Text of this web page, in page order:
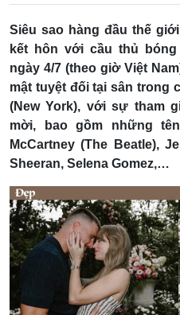
Siêu sao hàng đầu thế
kết hôn với cầu thủ
ngày 4/7 (theo giờ Việt
mật tuyệt đối tại sân trong
(New York), với sự tham
mời, bao gồm những
McCartney (The Beatle),
Sheeran, Selena Gomez,…